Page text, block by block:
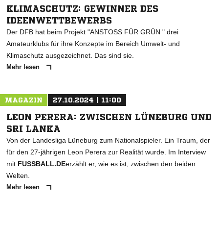
KLIMASCHUTZ: GEWINNER DES
IDEENWETTBEWERBS
Der DFB hat beim Projekt "ANSTOSS FÜR GRÜN " drei
Amateurklubs für ihre Konzepte im Bereich Umwelt- und
Klimaschutz ausgezeichnet. Das sind sie.
Mehr lesen
MAGAZIN 27.10.2024 | 11:00
LEON PERERA: ZWISCHEN LÜNEBURG UND
SRI LANKA
Von der Landesliga Lüneburg zum Nationalspieler. Ein Traum, der
für den 27-jährigen Leon Perera zur Realität wurde. Im Interview
mit FUSSBALL.DEerzählt er, wie es ist, zwischen den beiden
Welten.
Mehr lesen